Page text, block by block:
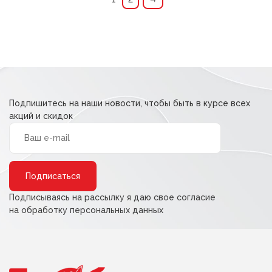
Подпишитесь на наши новости, чтобы быть в курсе всех
акций и скидок
Подписываясь на рассылку я даю свое согласие
на обработку персональных данных